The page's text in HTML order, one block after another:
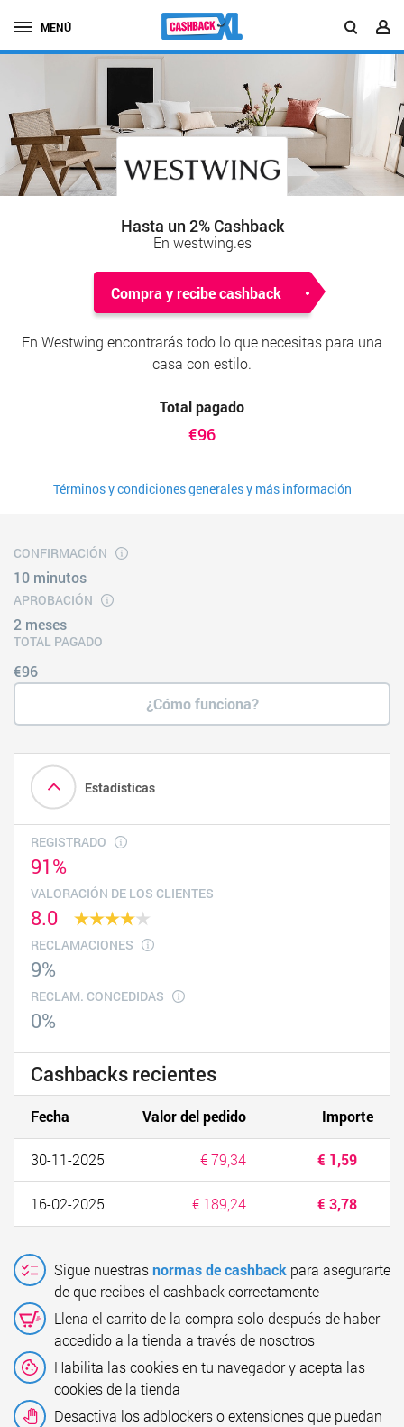
MENÚ
Hasta un 2% Cashback
En westwing.es
Compra y recibe cashback
En Westwing encontrarás todo lo que necesitas para una
casa con estilo.
Total pagado
€96
Términos y condiciones generales y más información
CONFIRMACIÓN
10 minutos
APROBACIÓN
2 meses
TOTAL PAGADO
€96
¿Cómo funciona?
Estadísticas
REGISTRADO
91%
VALORACIÓN DE LOS CLIENTES
8.0
RECLAMACIONES
9%
RECLAM. CONCEDIDAS
0%
Cashbacks recientes
Fecha Valor del pedido Importe
30-11-2025 € 79,34 € 1,59
16-02-2025 € 189,24 € 3,78
Sigue nuestrasnormas de cashback para asegurarte
de que recibes el cashback correctamente
Llena el carrito de la compra solo después de haber
accedido a la tienda a través de nosotros
Habilita las cookies en tu navegador y acepta las
cookies de la tienda
Desactiva los adblockers o extensiones que puedan